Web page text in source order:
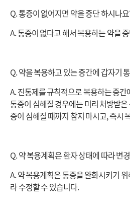
Q. 통증이 없어지면 약을 중단 하시나
A. 통증이 없다고 해서 복용하는 약을
Q. 약을 복용하고 있는 중간에 갑자기
A. 진통제를 규칙적으로 복용하는 중
통증이 심해질 경우에는 미리 처방받
증이 심해질 때까지 참지 마시고, 즉시
Q. 약 복용계획은 환자 상태에 따라 변
A. 약 복용계획은 통증을 완화시키기
라 수정할 수 있습니다.